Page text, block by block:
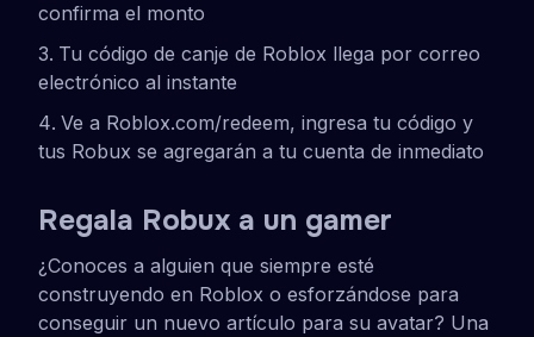
confirma el monto
Tu código de canje de Roblox llega por correo
electrónico al instante
Ve a Roblox.com/redeem, ingresa tu código y
tus Robux se agregarán a tu cuenta de inmediato
Regala Robux a un gamer
¿Conoces a alguien que siempre esté
construyendo en Roblox o esforzándose para
conseguir un nuevo artículo para su avatar? Una